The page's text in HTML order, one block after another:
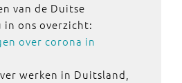
van de Duitse
ons overzicht:
over corona in
werken in Duitsland,